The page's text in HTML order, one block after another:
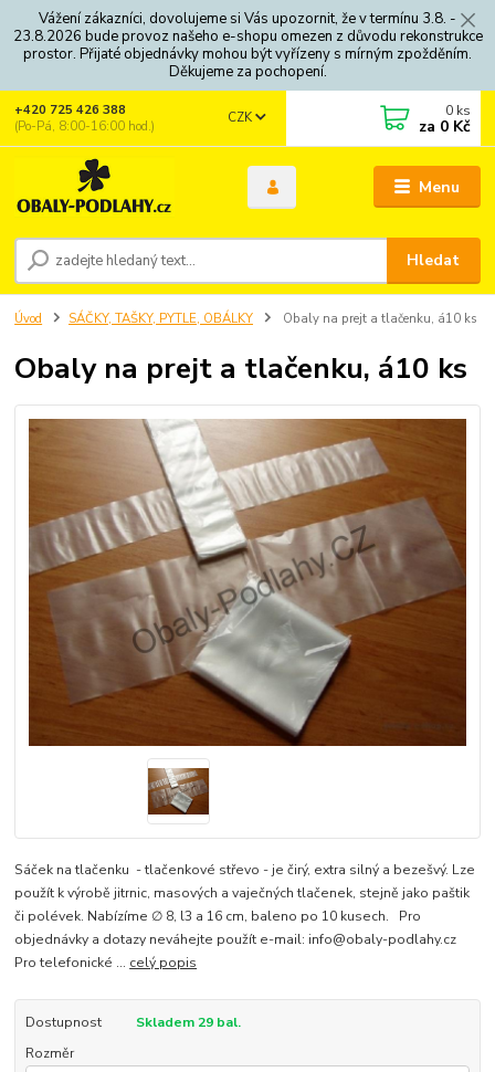
Vážení zákazníci, dovolujeme si Vás upozornit, že v termínu 3.8. -
23.8.2026 bude provoz našeho e-shopu omezen z důvodu rekonstrukce
prostor. Přijaté objednávky mohou být vyřízeny s mírným zpožděním.
Děkujeme za pochopení.
Menu
CZK
Hledat
+420 725 426 388
(Po-Pá, 8:00-16:00 hod.)
0 ks
za 0 Kč
Úvod SÁČKY, TAŠKY, PYTLE, OBÁLKY Obaly na prejt a tlačenku, á10 ks
Obaly na prejt a tlačenku, á10 ks
Sáček na tlačenku - tlačenkové střevo - je čirý, extra silný a bezešvý. Lze
použít k výrobě jitrnic, masových a vaječných tlačenek, stejně jako paštik
či polévek. Nabízíme ∅ 8, l3 a 16 cm, baleno po 10 kusech. Pro
objednávky a dotazy neváhejte použít e-mail: info@obaly-podlahy.cz
Pro telefonické ... celý popis
Dostupnost
Skladem 29 bal.
Rozměr